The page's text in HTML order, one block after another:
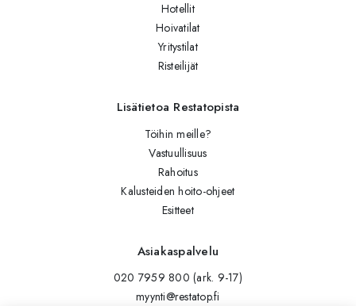
Hotellit
Hoivatilat
Yritystilat
Risteilijät
Lisätietoa Restatopista
Töihin meille?
Vastuullisuus
Rahoitus
Kalusteiden hoito-ohjeet
Esitteet
Asiakaspalvelu
020 7959 800 (ark. 9-17)
myynti@restatop.fi